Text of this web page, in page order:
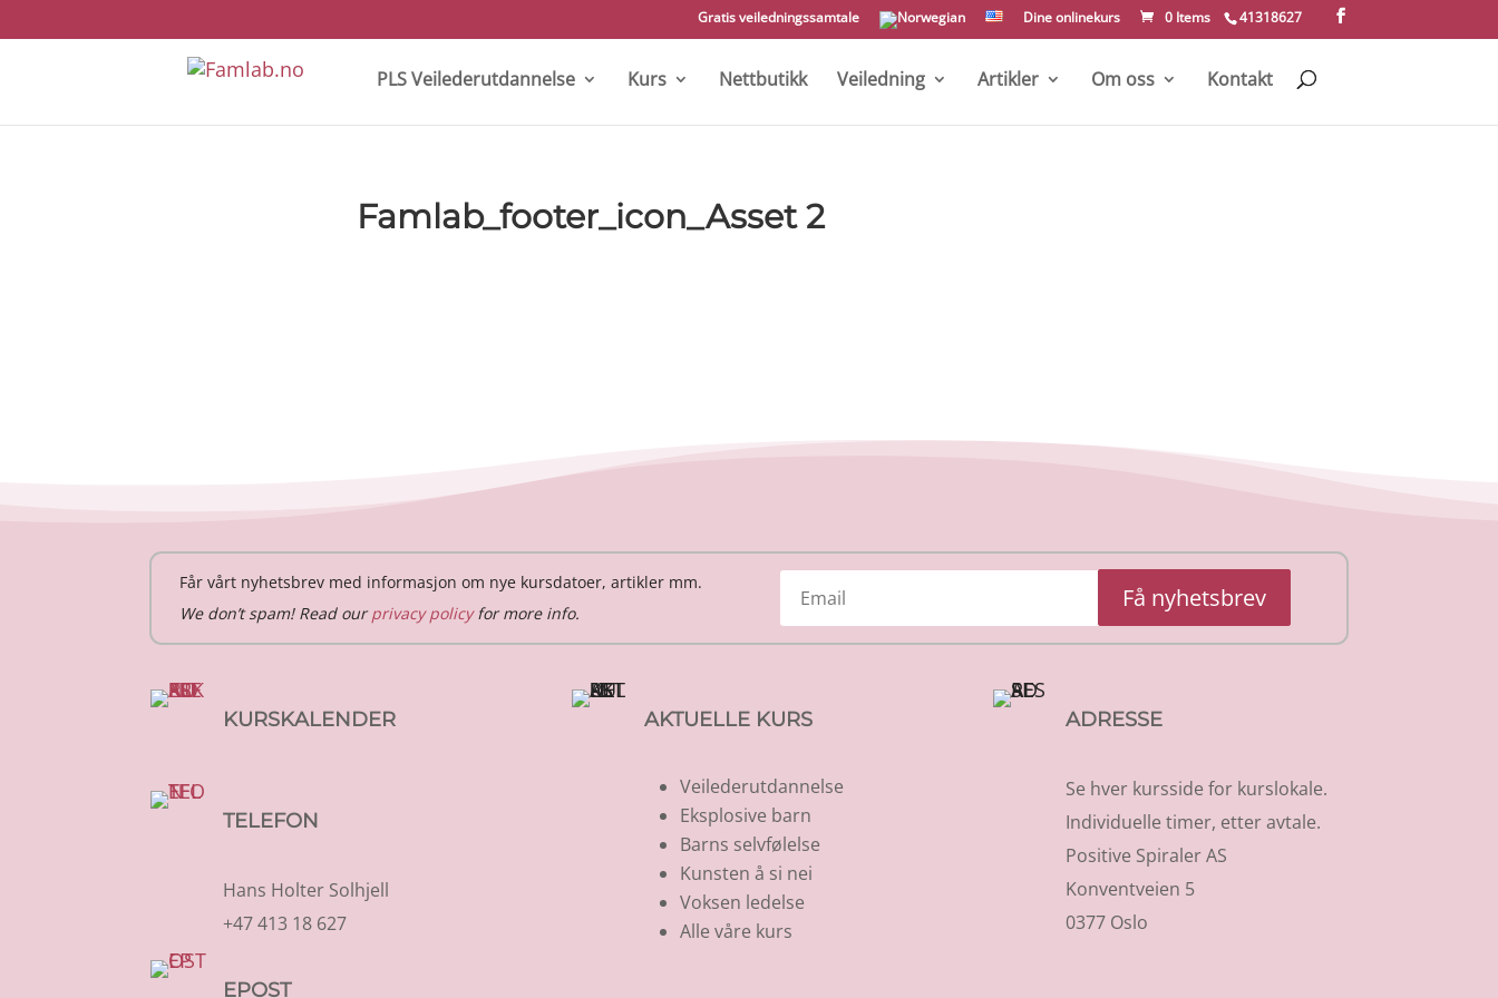
41318627
Gratis veiledningssamtale Dine onlinekurs 0 Items
PLS Veilederutdannelse Kurs Nettbutikk Veiledning Artikler Om oss Kontakt
Famlab_footer_icon_Asset 2
Får vårt nyhetsbrev med informasjon om nye kursdatoer, artikler mm.
We don’t spam! Read ourprivacy policyfor more info.
Få nyhetsbrev
KURSKALENDER
TELEFON
Hans Holter Solhjell
+47 413 18 627
EPOST
AKTUELLE KURS
Veilederutdannelse
Eksplosive barn
Barns selvfølelse
Kunsten å si nei
Voksen ledelse
Alle våre kurs
ADRESSE
Se hver kursside for kurslokale.
Individuelle timer, etter avtale.
Positive Spiraler AS
Konventveien 5
0377 Oslo